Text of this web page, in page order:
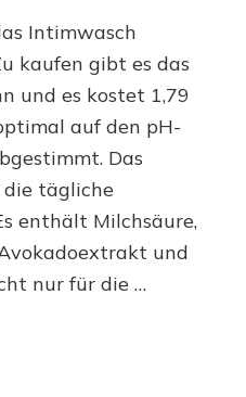
Intim
Wasch-
Mousse
Sensitive
–
Schaum
für
die
Intimwasch
kaufen gibt es das
und es kostet 1,79
auf den pH-
Das
die tägliche
enthält Milchsäure,
und
nur für die …